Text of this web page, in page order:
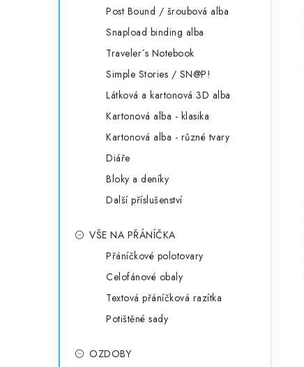
Post Bound / šroubová alba
Snapload binding alba
Traveler´s Notebook
Simple Stories / SN@P!
Látková a kartonová 3D alba
Kartonová alba - klasika
Kartonová alba - různé tvary
Diáře
Bloky a deníky
Další příslušenství
VŠE NA PŘÁNÍČKA
Přáníčkové polotovary
Celofánové obaly
Textová přáníčková razítka
Potištěné sady
OZDOBY